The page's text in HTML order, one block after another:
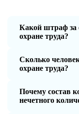
Какой штраф за
охране труда?
Сколько
охране труда?
Почему состав
нечетного